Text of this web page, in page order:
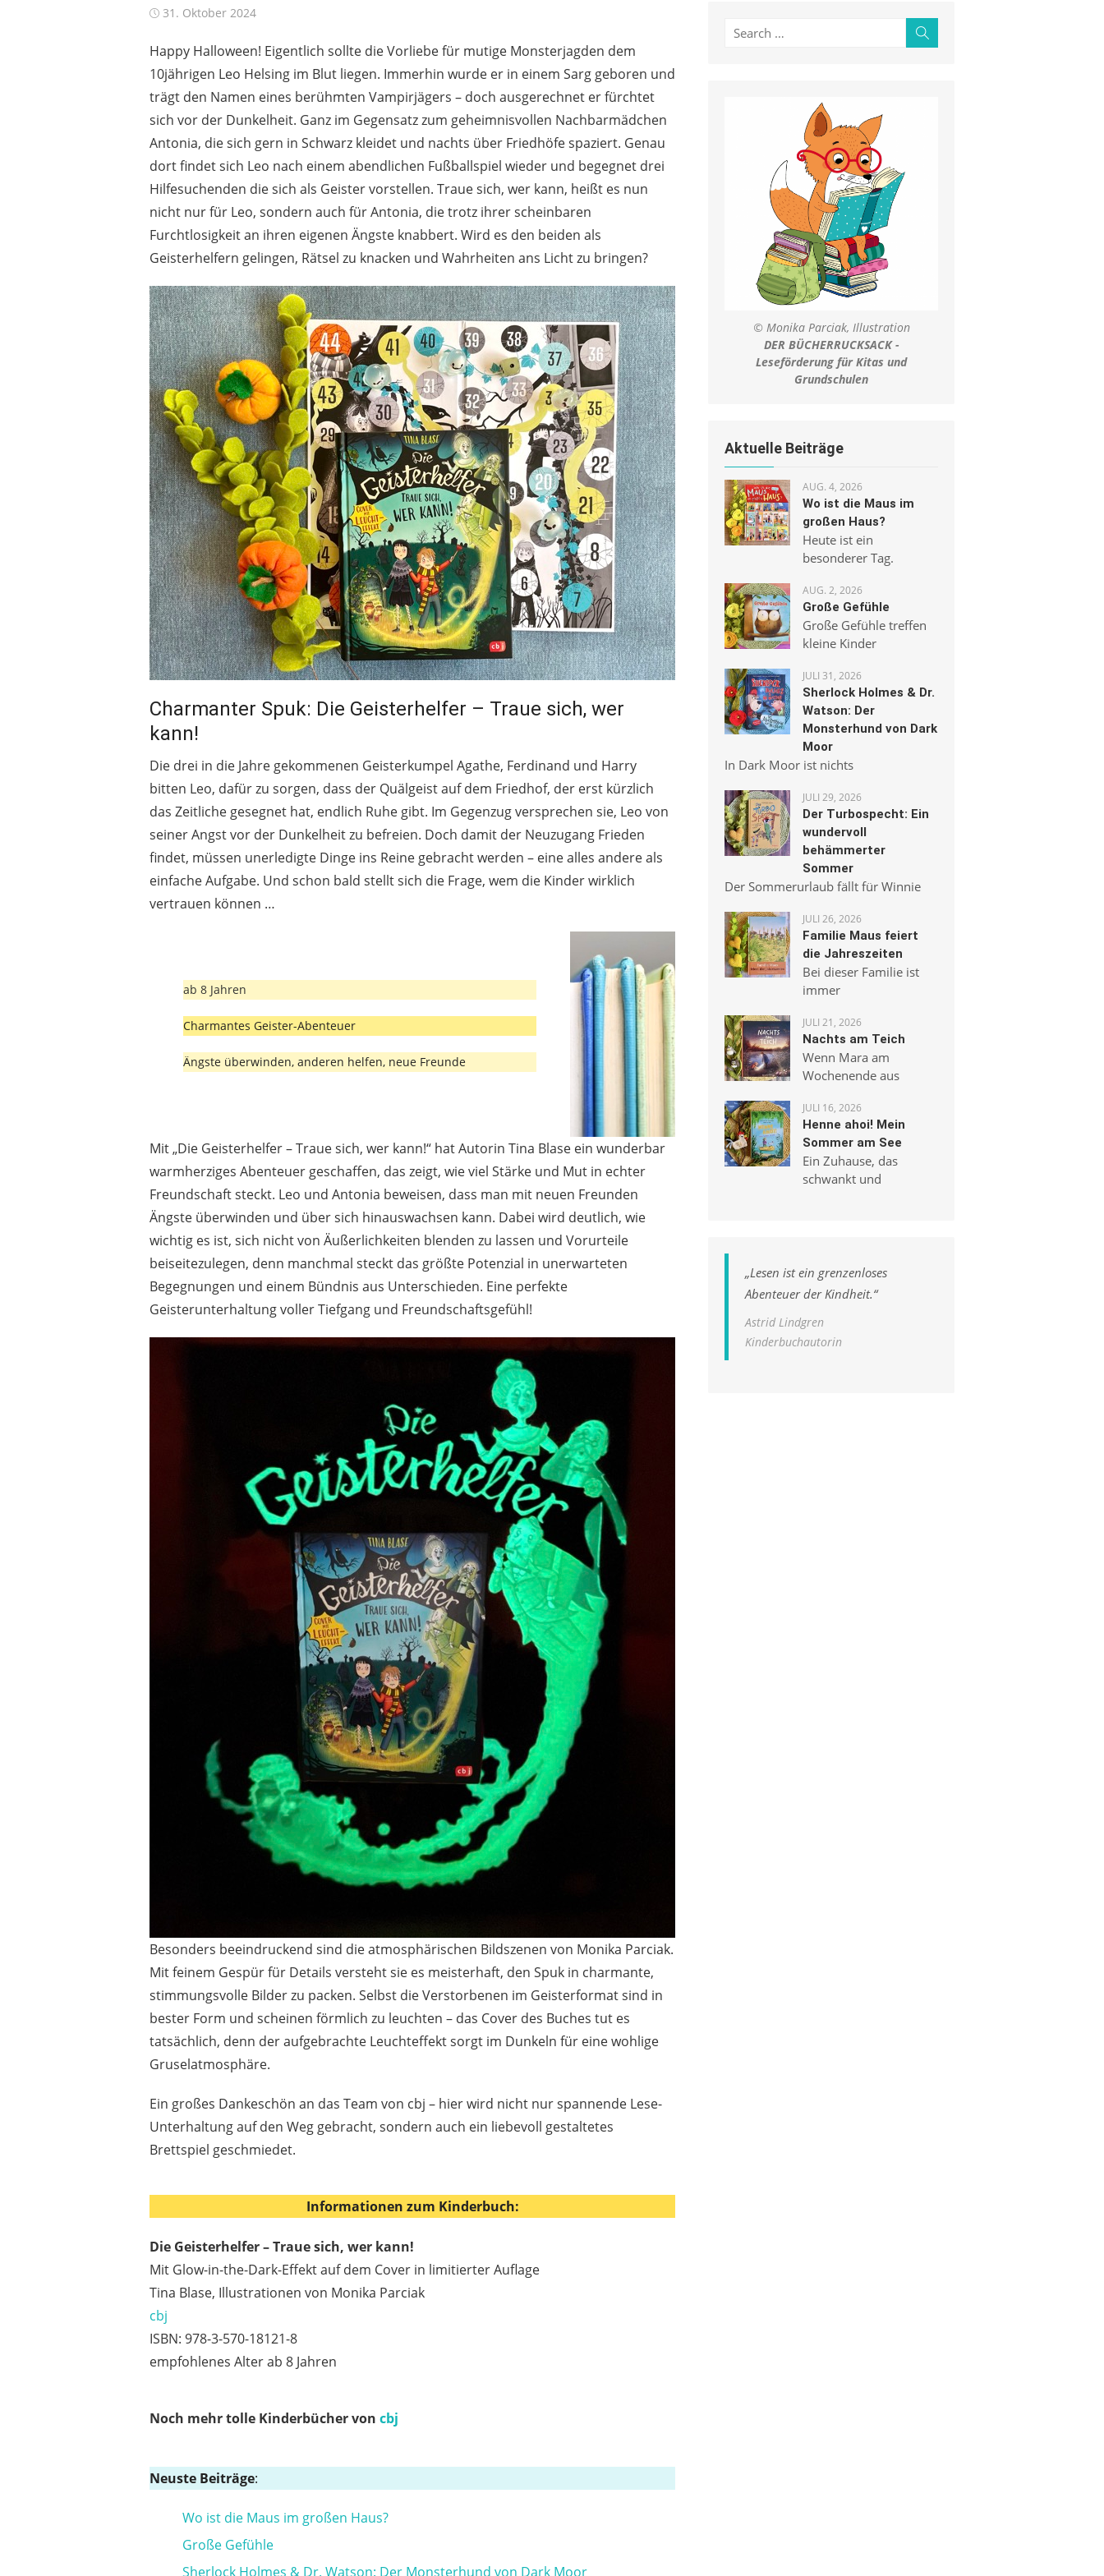
Posted
31. Oktober 2024
Happy Halloween! Eigentlich sollte die Vorliebe für mutige Monsterjagden dem
10jährigen Leo Helsing im Blut liegen. Immerhin wurde er in einem Sarg geboren und
trägt den Namen eines berühmten Vampirjägers – doch ausgerechnet er fürchtet
sich vor der Dunkelheit. Ganz im Gegensatz zum geheimnisvollen Nachbarmädchen
Antonia, die sich gern in Schwarz kleidet und nachts über Friedhöfe spaziert. Genau
dort findet sich Leo nach einem abendlichen Fußballspiel wieder und begegnet drei
Hilfesuchenden die sich als Geister vorstellen. Traue sich, wer kann, heißt es nun
nicht nur für Leo, sondern auch für Antonia, die trotz ihrer scheinbaren
Furchtlosigkeit an ihren eigenen Ängste knabbert. Wird es den beiden als
Geisterhelfern gelingen, Rätsel zu knacken und Wahrheiten ans Licht zu bringen?
Charmanter Spuk: Die Geisterhelfer – Traue sich, wer
kann!
Die drei in die Jahre gekommenen Geisterkumpel Agathe, Ferdinand und Harry
bitten Leo, dafür zu sorgen, dass der Quälgeist auf dem Friedhof, der erst kürzlich
das Zeitliche gesegnet hat, endlich Ruhe gibt. Im Gegenzug versprechen sie, Leo von
seiner Angst vor der Dunkelheit zu befreien. Doch damit der Neuzugang Frieden
findet, müssen unerledigte Dinge ins Reine gebracht werden – eine alles andere als
einfache Aufgabe. Und schon bald stellt sich die Frage, wem die Kinder wirklich
vertrauen können …
ab 8 Jahren
Charmantes Geister-Abenteuer
Ängste überwinden, anderen helfen, neue Freunde
Mit „Die Geisterhelfer – Traue sich, wer kann!“ hat Autorin Tina Blase ein wunderbar
warmherziges Abenteuer geschaffen, das zeigt, wie viel Stärke und Mut in echter
Freundschaft steckt. Leo und Antonia beweisen, dass man mit neuen Freunden
Ängste überwinden und über sich hinauswachsen kann. Dabei wird deutlich, wie
wichtig es ist, sich nicht von Äußerlichkeiten blenden zu lassen und Vorurteile
beiseitezulegen, denn manchmal steckt das größte Potenzial in unerwarteten
Begegnungen und einem Bündnis aus Unterschieden. Eine perfekte
Geisterunterhaltung voller Tiefgang und Freundschaftsgefühl!
Besonders beeindruckend sind die atmosphärischen Bildszenen von Monika Parciak.
Mit feinem Gespür für Details versteht sie es meisterhaft, den Spuk in charmante,
stimmungsvolle Bilder zu packen. Selbst die Verstorbenen im Geisterformat sind in
bester Form und scheinen förmlich zu leuchten – das Cover des Buches tut es
tatsächlich, denn der aufgebrachte Leuchteffekt sorgt im Dunkeln für eine wohlige
Gruselatmosphäre.
Ein großes Dankeschön an das Team von cbj – hier wird nicht nur spannende Lese-
Unterhaltung auf den Weg gebracht, sondern auch ein liebevoll gestaltetes
Brettspiel geschmiedet.
Informationen zum Kinderbuch:
Die Geisterhelfer – Traue sich, wer kann!
Mit Glow-in-the-Dark-Effekt auf dem Cover in limitierter Auflage
Tina Blase, Illustrationen von Monika Parciak
cbj
ISBN: 978-3-570-18121-8
empfohlenes Alter ab 8 Jahren
Noch mehr tolle Kinderbücher von cbj
Neuste Beiträge:
Wo ist die Maus im großen Haus?
Große Gefühle
Sherlock Holmes & Dr. Watson: Der Monsterhund von Dark Moor
Search
© Monika Parciak, Illustration
DER BÜCHERRUCKSACK -
Leseförderung für Kitas und
Grundschulen
Aktuelle Beiträge
AUG. 4, 2026
Wo ist die Maus im
großen Haus?
Heute ist ein
besonderer Tag.
AUG. 2, 2026
Große Gefühle
Große Gefühle treffen
kleine Kinder
JULI 31, 2026
Sherlock Holmes & Dr.
Watson: Der
Monsterhund von Dark
Moor
In Dark Moor ist nichts
JULI 29, 2026
Der Turbospecht: Ein
wundervoll
behämmerter
Sommer
Der Sommerurlaub fällt für Winnie
JULI 26, 2026
Familie Maus feiert
die Jahreszeiten
Bei dieser Familie ist
immer
JULI 21, 2026
Nachts am Teich
Wenn Mara am
Wochenende aus
JULI 16, 2026
Henne ahoi! Mein
Sommer am See
Ein Zuhause, das
schwankt und
„Lesen ist ein grenzenloses
Abenteuer der Kindheit.“
Astrid Lindgren
Kinderbuchautorin